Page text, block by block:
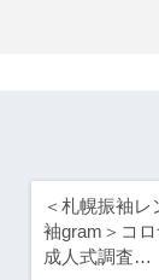
＜札幌振袖
袖gram＞コ
成人式調査…